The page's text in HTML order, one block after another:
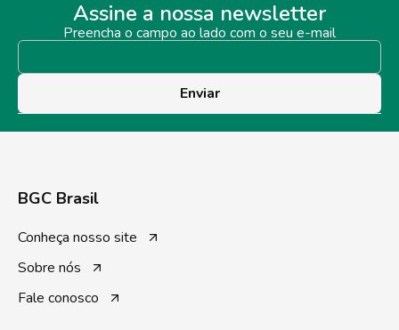
Assine a nossa newsletter
Preencha o campo ao lado com o seu e-mail
Enviar
BGC Brasil
Conheça nosso site
Sobre nós
Fale conosco